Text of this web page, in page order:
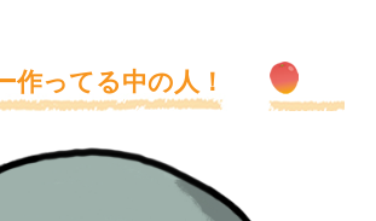
作ってる中の人！